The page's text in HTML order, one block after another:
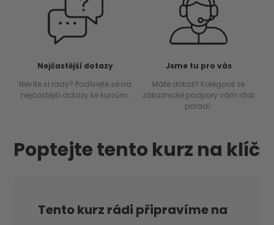
Nejčastější dotazy
Nevíte si rady? Podívejte se na
nejčastější dotazy ke kurzům.
Jsme tu pro vás
Máte dotaz? Kolegové ze
zákaznické podpory vám rádi
poradí.
Poptejte tento kurz na klíč
Tento kurz rádi připravíme na